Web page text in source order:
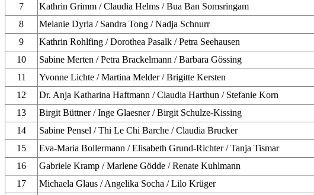
7
Kathrin Grimm / Claudia Helms / Bua Ban Somsringam
8
Melanie Dyrla / Sandra Tong / Nadja Schnurr
9
Kathrin Rohlfing / Dorothea Pasalk / Petra Seehausen
10
Sabine Merten / Petra Brackelmann / Barbara Gössing
11
Yvonne Lichte / Martina Melder / Brigitte Kersten
12
Dr. Anja Katharina Haftmann / Claudia Harthun / Stefanie Korn
13
Birgit Büttner / Inge Glaesner / Birgit Schulze-Kissing
14
Sabine Pensel / Thi Le Chi Barche / Claudia Brucker
15
Eva-Maria Bollermann / Elisabeth Grund-Richter / Tanja Tismar
16
Gabriele Kramp / Marlene Gödde / Renate Kuhlmann
17
Michaela Glaus / Angelika Socha / Lilo Krüger